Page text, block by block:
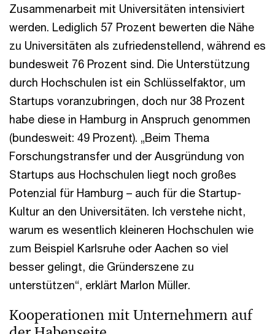
Zusammenarbeit mit Universitäten intensiviert
werden. Lediglich 57 Prozent bewerten die Nähe
zu Universitäten als zufriedenstellend, während es
bundesweit 76 Prozent sind. Die Unterstützung
durch Hochschulen ist ein Schlüsselfaktor, um
Startups voranzubringen, doch nur 38 Prozent
habe diese in Hamburg in Anspruch genommen
(bundesweit: 49 Prozent). „Beim Thema
Forschungstransfer und der Ausgründung von
Startups aus Hochschulen liegt noch großes
Potenzial für Hamburg – auch für die Startup-
Kultur an den Universitäten. Ich verstehe nicht,
warum es wesentlich kleineren Hochschulen wie
zum Beispiel Karlsruhe oder Aachen so viel
besser gelingt, die Gründerszene zu
unterstützen“, erklärt Marlon Müller.
Kooperationen mit Unternehmern auf